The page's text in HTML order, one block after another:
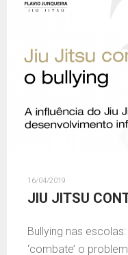
16/04/2019
JIU JITSU
Bullying nas
‘combate’ o